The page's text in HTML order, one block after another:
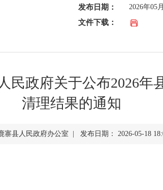
一件事服务
发布日期： 2026年05
文件下载：
民政府关于公布2026年
清理结果的通知
寨县人民政府办公室 | 发布日期： 2026-05-18